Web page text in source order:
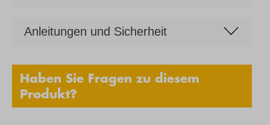
Anleitungen und Sicherheit
Haben Sie Fragen zu diesem
Produkt?